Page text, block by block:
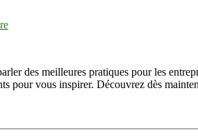
[PODCAST]
quand
on
patron
des meilleures pratiques pour les
pour vous inspirer. Découvrez dès